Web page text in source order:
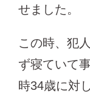
せました。
この時、犯
ず寝ていて
時34歳に対し